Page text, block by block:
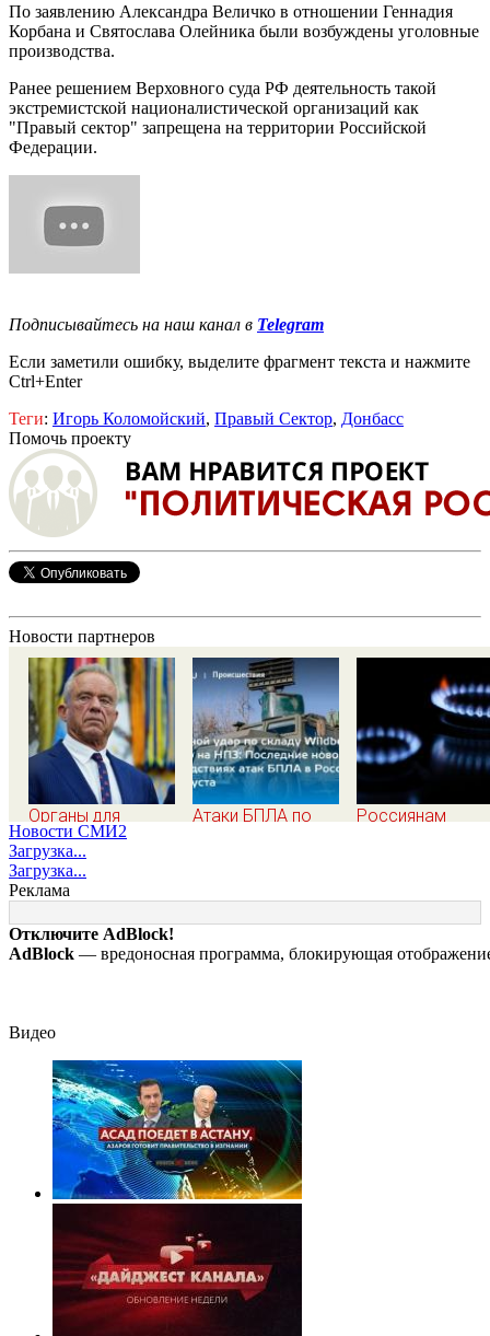
По заявлению Александра Величко в отношении Геннадия
Корбана и Святослава Олейника были возбуждены уголовные
производства.
Ранее решением Верховного суда РФ деятельность такой
экстремистской националистической организаций как
"Правый сектор" запрещена на территории Российской
Федерации.
Подписывайтесь на наш канал в Telegram
Если заметили ошибку, выделите фрагмент текста и нажмите
Ctrl+Enter
Теги: Игорь Коломойский, Правый Сектор, Донбасс
Помочь проекту
Новости партнеров
Органы для
пересадки «черные
трансплантологи»
извлекали у еще
живых пациентов
Атаки БПЛА по
последствия, атаки
на склады
Wildberries,
Россиянам
ремонтировать
самостоятельно
Новости СМИ2
Загрузка...
Загрузка...
Реклама
Отключите AdBlock!
AdBlock — вредоносная программа, блокирующая
Видео